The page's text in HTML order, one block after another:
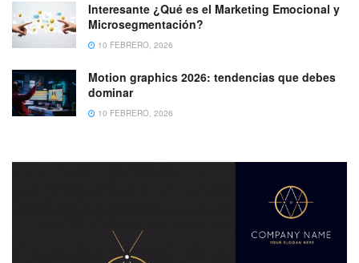
Interesante ¿Qué es el Marketing Emocional y
Microsegmentación?
10 FEBRERO, 2026
Motion graphics 2026: tendencias que debes
dominar
10 FEBRERO, 2026